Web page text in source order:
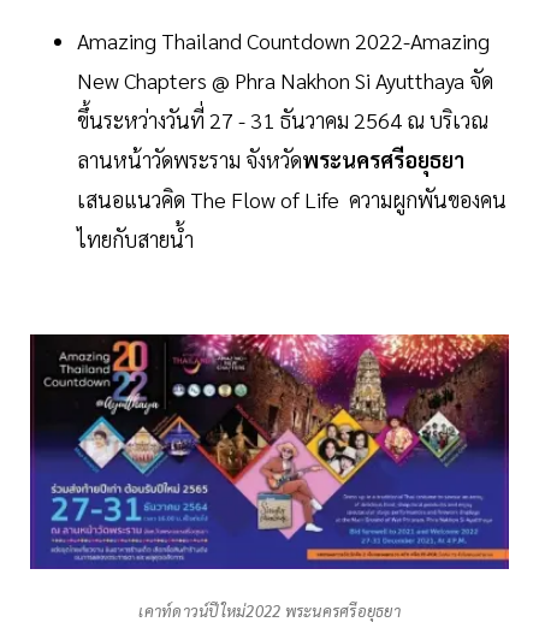
Amazing Thailand Countdown 2022-Amazing
New Chapters @ Phra Nakhon Si Ayutthaya จัด
ขึ้นระหว่างวันที่ 27 - 31 ธันวาคม 2564 ณ บริเวณ
ลานหน้าวัดพระราม จังหวัดพระนครศรีอยุธยา
เสนอแนวคิด The Flow of Life ความผูกพันของคน
ไทยกับสายน้ำ
เคาท์ดาวน์ปีใหม่2022 พระนครศรีอยุธยา